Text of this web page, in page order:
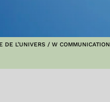
DE L’UNIVERS / W COMMUNICATION